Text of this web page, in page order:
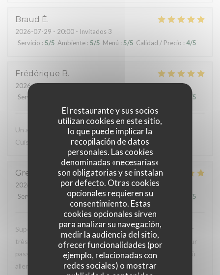
El restaurante y sus socios
utilizan cookies en este sitio,
lo que puede implicar la
recopilación de datos
personales. Las cookies
denominadas «necesarias»
son obligatorias y se instalan
por defecto. Otras cookies
opcionales requieren su
consentimiento. Estas
cookies opcionales sirven
para analizar su navegación,
medir la audiencia del sitio,
ofrecer funcionalidades (por
ejemplo, relacionadas con
redes sociales) o mostrar
Braud É
2026-07-29 - 20:00 - Invitados 3
Servicio : 5/5 Ambiente : 5/5 Menú : 5/5 Calidad / Precio : 4/5
Frédérique B
2026-07-31- 12:30 - Invitados 2
Servicio
/5
Un accueil sympathique Des plats originaux et savoureux
Cuisson au top pour mon.coeur de rumstaek
Gregory
2026-07-28
- 19:30 - Invitados 5
Servicio
Ambiente:5/5 Menú:5/5 Calidad / Precio /5
Super restaurant, plats délicieux, cuisson parfaite. Serveur
très agréable. Si vous cherchez un très bon restaurant pour
passer un moment agréable, bah maintenant vous savez où
aller 😉